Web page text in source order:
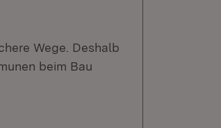
Wege. Deshalb
beim Bau